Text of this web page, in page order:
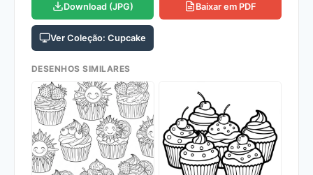
Download (JPG) Baixar em PDF
Ver Coleção: Cupcake
DESENHOS SIMILARES